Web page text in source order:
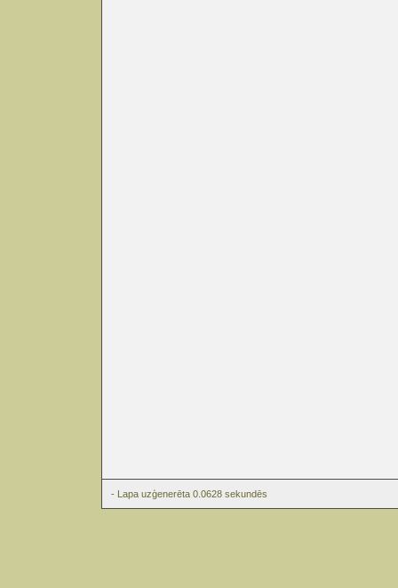
- Lapa uzģenerēta 0.0628 sekundēs